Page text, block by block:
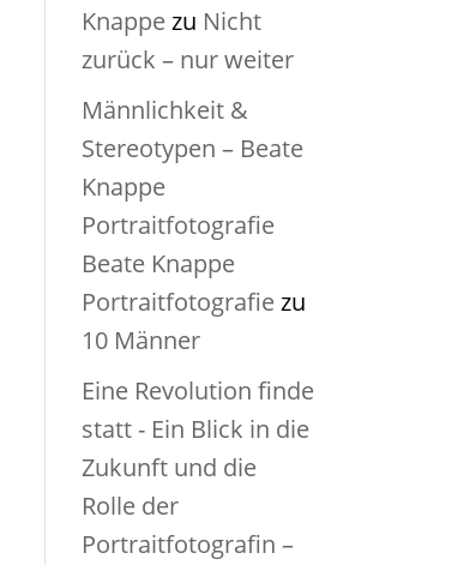
Knappezu Nicht
zurück – nur weiter
Männlichkeit &
Stereotypen – Beate
Knappe
Portraitfotografie
Beate Knappe
Portraitfotografiezu
10 Männer
Eine Revolution finde
statt - Ein Blick in die
Zukunft und die
Rolle der
Portraitfotografin –